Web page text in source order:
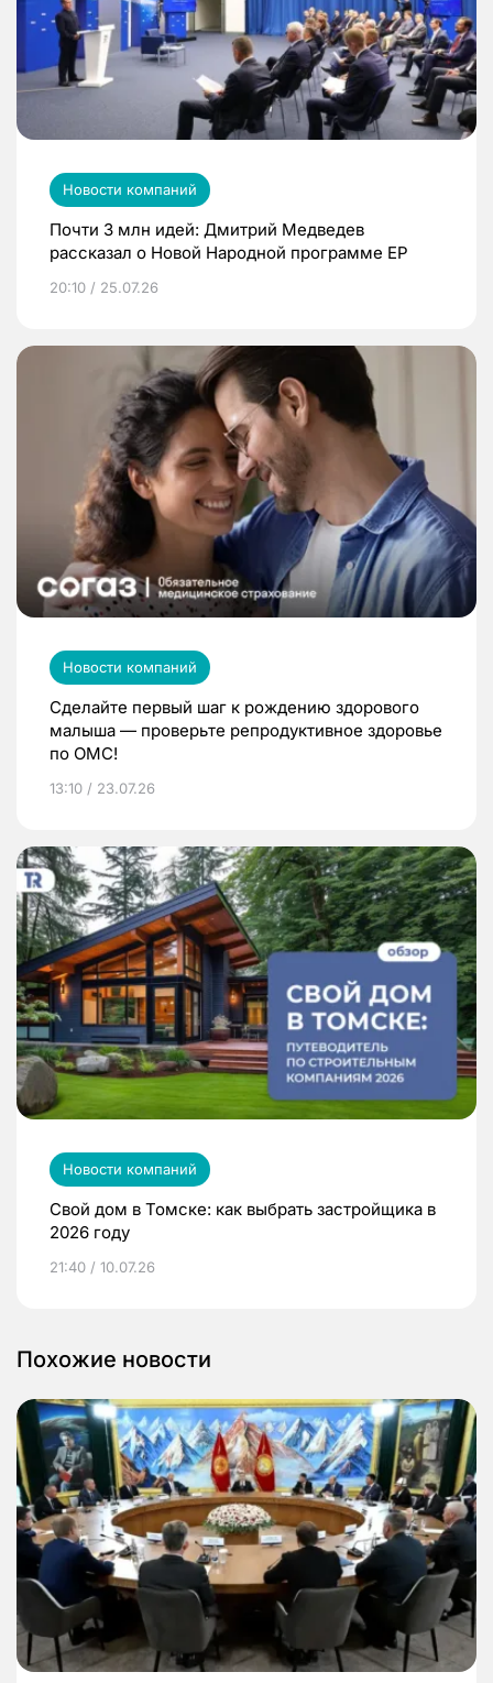
Новости компаний
Почти 3 млн идей: Дмитрий Медведев
рассказал о Новой Народной программе ЕР
20:10 / 25.07.26
Новости компаний
Сделайте первый шаг к рождению здорового
малыша — проверьте репродуктивное здоровье
по ОМС!
13:10 / 23.07.26
Новости компаний
Свой дом в Томске: как выбрать застройщика в
2026 году
21:40 / 10.07.26
Похожие новости